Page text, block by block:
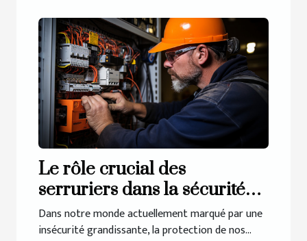
Le rôle crucial des
serruriers dans la sécurité
de nos maisons
Dans notre monde actuellement marqué par une
insécurité grandissante, la protection de nos...